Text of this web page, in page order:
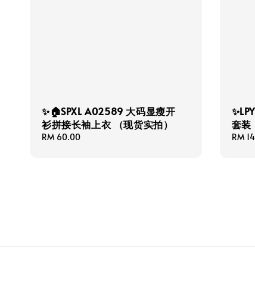
✨🏠SPXL A02589 大码显瘦开
衫拼接长袖上衣 （现货实拍）
Regular
RM 60.00
套装
RM